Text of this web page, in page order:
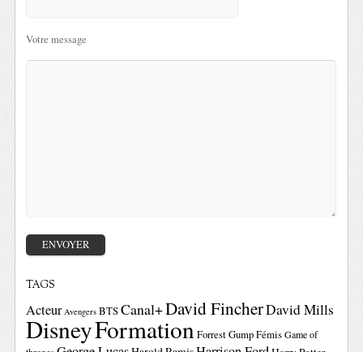
Votre message
TAGS
Acteur Avengers BTSCanal+David FincherDavid Mills
DisneyFormationForrest GumpFémis Game of